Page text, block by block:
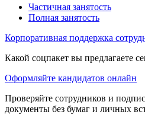
Частичная занятость
Полная занятость
Корпоративная поддержка
Какой соцпакет вы предлагаете
Оформляйте кандидатов онлайн
Проверяйте сотрудников и
документы без бумаг и личных